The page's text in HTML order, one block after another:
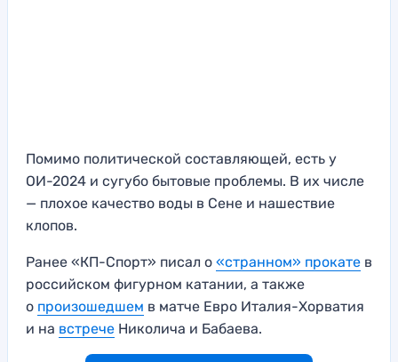
Помимо политической составляющей, есть у
ОИ-2024 и сугубо бытовые проблемы. В их числе
— плохое качество воды в Сене и нашествие
клопов.
Ранее «КП-Спорт» писал о «странном» прокате в
российском фигурном катании, а также
о произошедшем в матче Евро Италия-Хорватия
и на встрече Николича и Бабаева.